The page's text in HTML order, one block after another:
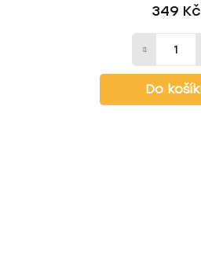
349 Kč
Do